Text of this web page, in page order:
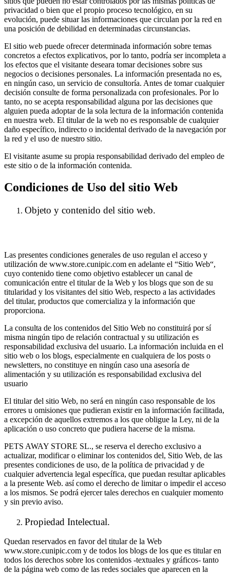
privacidad o bien que el propio proceso tecnológico, en su
evolución, puede situar las informaciones que circulan por la red en
una posición de debilidad en determinadas circunstancias.
El sitio web puede ofrecer determinada información sobre temas
concretos a efectos explicativos, por lo tanto, podría ser incompleta a
los efectos que el visitante deseara tomar decisiones sobre sus
negocios o decisiones personales. La información presentada no es,
en ningún caso, un servicio de consultoría. Antes de tomar cualquier
decisión consulte de forma personalizada con profesionales. Por lo
tanto, no se acepta responsabilidad alguna por las decisiones que
alguien pueda adoptar de la sola lectura de la información contenida
en nuestra web. El titular de la web no es responsable de cualquier
daño específico, indirecto o incidental derivado de la navegación por
la red y el uso de nuestro sitio.
El visitante asume su propia responsabilidad derivado del empleo de
este sitio o de la información contenida.
Condiciones de Uso del sitio Web
Objeto y contenido del sitio web.
Las presentes condiciones generales de uso regulan el acceso y
utilización de www.store.cunipic.com en adelante el “Sitio Web“,
cuyo contenido tiene como objetivo establecer un canal de
comunicación entre el titular de la Web y los blogs que son de su
titularidad y los visitantes del sitio Web, respecto a las actividades
del titular, productos que comercializa y la información que
proporciona.
La consulta de los contenidos del Sitio Web no constituirá por sí
misma ningún tipo de relación contractual y su utilización es
responsabilidad exclusiva del usuario. La información incluida en el
sitio web o los blogs, especialmente en cualquiera de los posts o
newsletters, no constituye en ningún caso una asesoría de
alimentación y su utilización es responsabilidad exclusiva del
usuario
El titular del sitio Web, no será en ningún caso responsable de los
errores u omisiones que pudieran existir en la información facilitada,
a excepción de aquellos extremos a los que obligue la Ley, ni de la
aplicación o uso concreto que pudiera hacerse de la misma.
PETS AWAY STORE SL., se reserva el derecho exclusivo a
actualizar, modificar o eliminar los contenidos del, Sitio Web, de las
presentes condiciones de uso, de la política de privacidad y de
cualquier advertencia legal específica, que puedan resultar aplicables
a la presente Web. así como el derecho de limitar o impedir el acceso
a los mismos. Se podrá ejercer tales derechos en cualquier momento
y sin previo aviso.
Propiedad Intelectual.
Quedan reservados en favor del titular de la Web
www.store.cunipic.com y de todos los blogs de los que es titular en
todos los derechos sobre los contenidos -textuales y gráficos- tanto
de la página web como de las redes sociales que aparecen en la